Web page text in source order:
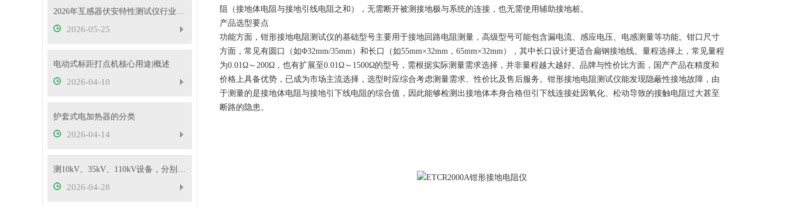
2026年互感器伏安特性测试仪行业发展概况
2026-05-25
电动式标距打点机核心用途|概述
2026-04-10
护套式电加热器的分类
2026-04-14
测10kV、35kV、110kV设备，分别选哪种高压试验变压器？
2026-04-28
阻（接地体电阻与接地引线电阻之和），无需断开被测接地极与系统的连接，也无需使用辅助接地桩。
产品选型要点
功能方面，钳形接地电阻测试仪的基础型号主要用于接地回路电阻测量，高级型号可能包含漏电流、感应电压、电感测量等功能。钳口尺寸
方面，常见有圆口（如Φ32mm/35mm）和长口（如55mm×32mm，65mm×32mm），其中长口设计更适合扁钢接地线。量程选择上，常见量程
为0.01Ω～200Ω，也有扩展至0.01Ω～1500Ω的型号，需根据实际测量需求选择，并非量程越大越好。品牌与性价比方面，国产产品在精度和
价格上具备优势，已成为市场主流选择，选型时应综合考虑测量需求、性价比及售后服务。钳形接地电阻测试仪能发现隐蔽性接地故障，由
于测量的是接地体电阻与接地引下线电阻的综合值，因此能够检测出接地体本身合格但引下线连接处因氧化、松动导致的接触电阻过大甚至
断路的隐患。